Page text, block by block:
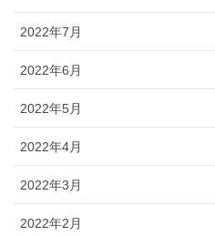
2022年7月
2022年6月
2022年5月
2022年4月
2022年3月
2022年2月